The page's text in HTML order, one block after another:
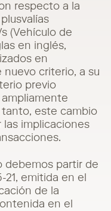
respecto a la
(Vehículo de
en inglés,
en
criterio, a su
previo
ampliamente
tanto,este cambio
las implicaciones
debemos partir de
21, emitida en el
de la
en el